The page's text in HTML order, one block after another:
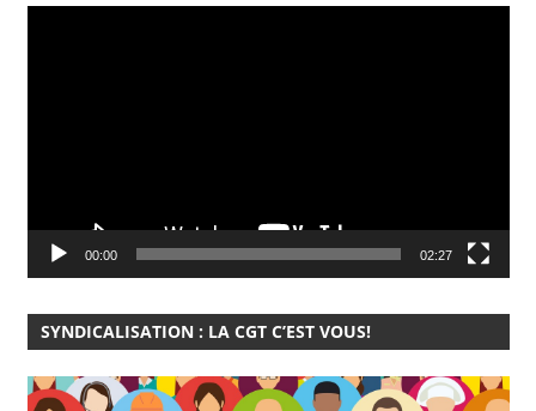
00:00 02:27
SYNDICALISATION : LA CGT C’EST VOUS!